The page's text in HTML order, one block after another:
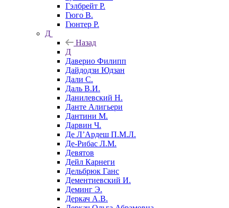
Гэлбрейт Р.
Гюго В.
Гюнтер Р.
Д
Назад
Д
Даверио Филипп
Дайдодзи Юдзан
Дали С.
Даль В.И.
Данилевский Н.
Данте Алигьери
Дантини М.
Дарвин Ч.
Де Л’Ардеш П.М.Л.
Де-Рибас Л.М.
Девятов
Дейл Карнеги
Дельбрюк Ганс
Дементиевский И.
Деминг Э.
Деркач А.В.